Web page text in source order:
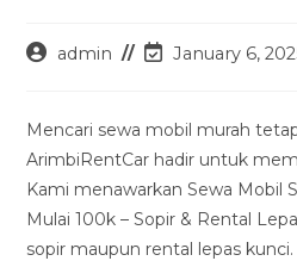
Postadmin
PostJanuary 6,
Mencari sewa mobil murah
ArimbiRentCar hadir untuk
Kami menawarkan Sewa Mobil
Mulai 100k – Sopir & Rental
sopir maupun rental lepas